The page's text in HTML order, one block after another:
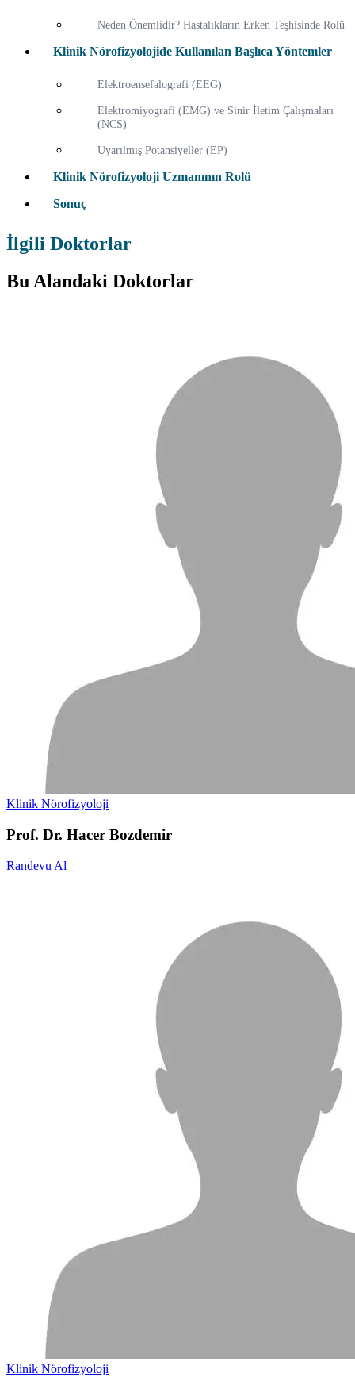
Neden Önemlidir? Hastalıkların Erken Teşhisinde Rolü
Klinik Nörofizyolojide Kullanılan Başlıca Yöntemler
Elektroensefalografi (EEG)
Elektromiyografi (EMG) ve Sinir İletim Çalışmaları
(NCS)
Uyarılmış Potansiyeller (EP)
Klinik Nörofizyoloji Uzmanının Rolü
Sonuç
İlgili Doktorlar
Bu Alandaki Doktorlar
Klinik Nörofizyoloji
Prof. Dr. Hacer Bozdemir
Randevu Al
Klinik Nörofizyoloji